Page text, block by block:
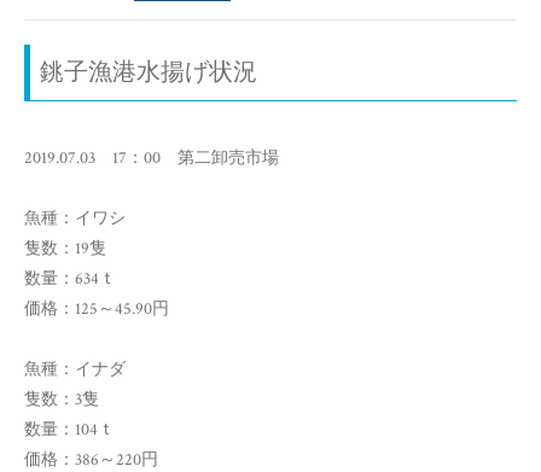
銚子漁港水揚げ状況
2019.07.03 17：00 第二卸売市場
魚種：イワシ
隻数：19隻
数量：634ｔ
価格：125～45.90円
魚種：イナダ
隻数：3隻
数量：104ｔ
価格：386～220円